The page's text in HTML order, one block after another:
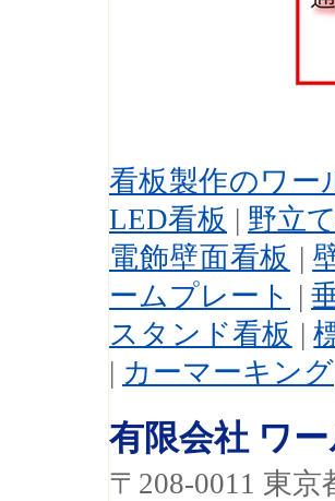
看板製作のワー
LED看板 | 野立
電飾壁面看板 |
ームプレート |
スタンド看板 |
| カーマーキング
有限会社 ワ
〒208-0011 東